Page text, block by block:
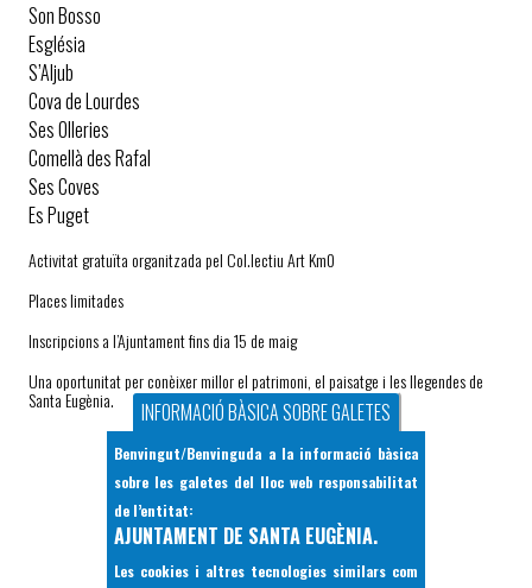
Son Bosso
Església
S’Aljub
Cova de Lourdes
Ses Olleries
Comellà des Rafal
Ses Coves
Es Puget
Activitat gratuïta organitzada pel Col.lectiu Art Km0
Places limitades
Inscripcions a l’Ajuntament fins dia 15 de maig
Una oportunitat per conèixer millor el patrimoni, el paisatge i les llegendes de
Santa Eugènia. INFORMACIÓ BÀSICA SOBRE GALETES
Benvingut/Benvinguda a la informació bàsica
sobre les galetes del lloc web responsabilitat
de l’entitat:
AJUNTAMENT DE SANTA EUGÈNIA.
Les cookies i altres tecnologies similars com